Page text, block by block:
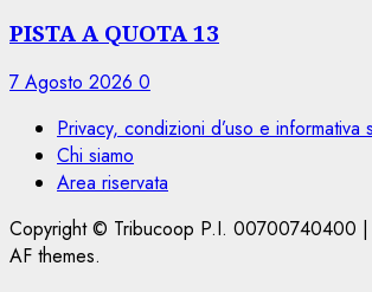
PISTA A QUOTA 13
7 Agosto 2026 0
Privacy, condizioni d’uso e informativa
Chi siamo
Area riservata
Copyright © Tribucoop P.I. 00700740400 |
AF themes.